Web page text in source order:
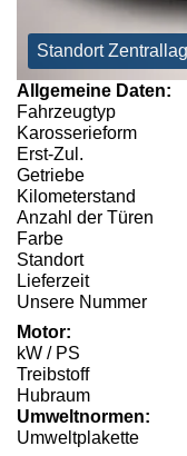
Standort
Allgemeine Daten:
Fahrzeugtyp
Karosserieform
Erst-Zul.
Getriebe
Kilometerstand
Anzahl der Türen
Farbe
Standort
Lieferzeit
Unsere Nummer
Motor:
kW / PS
Treibstoff
Hubraum
Umweltnormen:
Umweltplakette